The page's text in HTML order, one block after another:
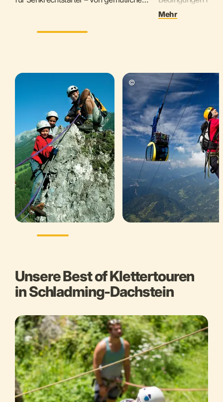
Hier sind fünf
Mehr
©
Unsere Best of Klettertouren
in Schladming-Dachstein